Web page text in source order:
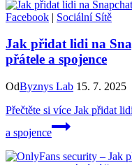
Facebook | Sociální Sítě
Jak přidat lidi na
přátele a spojence
OdByznys Lab 15. 7. 2025
Přečtěte si více Jak přidat
a spojence